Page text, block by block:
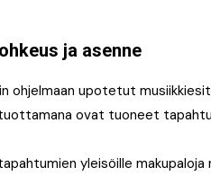
ja asenne
ohjelmaan upotetut
ovat tuoneet
yleisöille